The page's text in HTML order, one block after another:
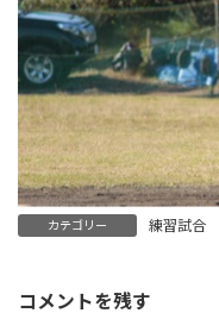
カテゴリー 練習試合
コメントを残す